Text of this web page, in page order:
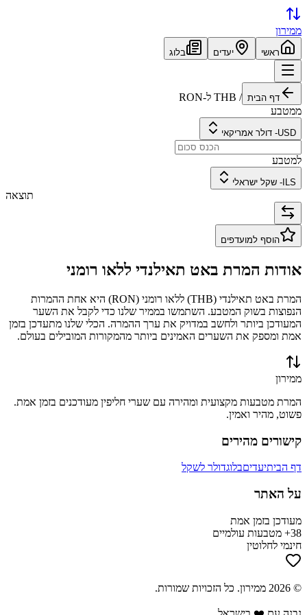
ממירון
ראשי יעדים בלוג
דף הבית /
THB ל-RON
ממטבע
USD
- דולר אמריקאי
למטבע
ILS
- שקל ישראלי
תוצאה
הוסף למועדפים
אודות המרת באט תאילנדי ללאו רומני
המרת באט תאילנדי (
THB) ללאו רומני (
RON) היא אחת ההמרות
הנפוצות בשוק המטבע. השתמשו בממיר שלנו כדי לקבל את השער
המעודכן ביותר ולחשב במדויק את ערך ההמרה. הכלי שלנו מתעדכן בזמן
אמת ומספק את השערים האמינים ביותר מהמקורות המובילים בעולם.
ממירון
המרת מטבעות מקצועית ומהירה עם שערי חליפין מעודכנים בזמן אמת.
פשוט, מהיר ואמין.
קישורים מהירים
דף הביתיעדיםבלוגדולר לשקל
על האתר
מעודכן בזמן אמת
38+ מטבעות עולמיים
חינמי לחלוטין
©
2026 ממירון. כל הזכויות שמורות.